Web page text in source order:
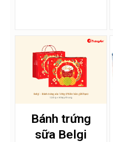
Bánh trứng
sữa Belgi